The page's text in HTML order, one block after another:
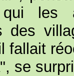
qui
des
fallait
se